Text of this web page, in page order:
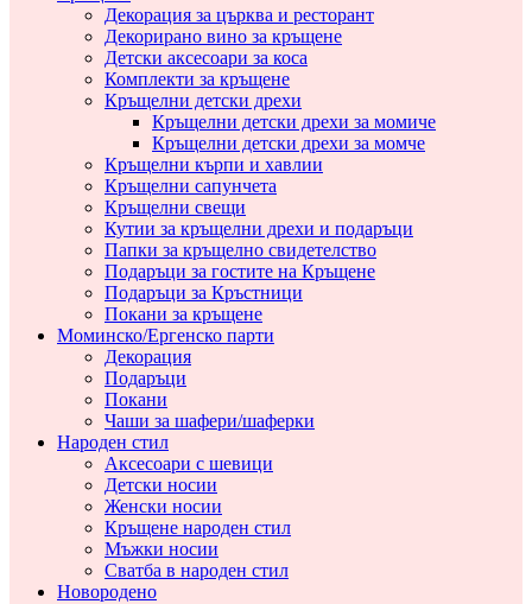
Декорация за църква и ресторант
Декорирано вино за кръщене
Детски аксесоари за коса
Комплекти за кръщене
Кръщелни детски дрехи
Кръщелни детски дрехи за момиче
Кръщелни детски дрехи за момче
Кръщелни кърпи и хавлии
Кръщелни сапунчета
Кръщелни свещи
Кутии за кръщелни дрехи и подаръци
Папки за кръщелно свидетелство
Подаръци за гостите на Кръщене
Подаръци за Кръстници
Покани за кръщене
Моминско/Ергенско парти
Декорация
Подаръци
Покани
Чаши за шафери/шаферки
Народен стил
Аксесоари с шевици
Детски носии
Женски носии
Кръщене народен стил
Мъжки носии
Сватба в народен стил
Новородено